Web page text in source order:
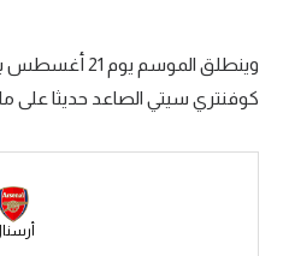
سعودي في الجول
الدوري الإنجليزي
وينطلق الموسم
كوفنتري سيتي الصاعد حديثا على